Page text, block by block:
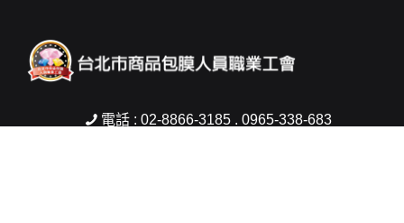
電話 : 02-8866-3185 . 0965-338-683